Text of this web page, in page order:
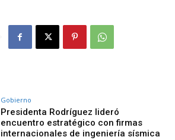
Gobierno
Presidenta Rodríguez lideró
encuentro estratégico con firmas
internacionales de ingeniería sísmica